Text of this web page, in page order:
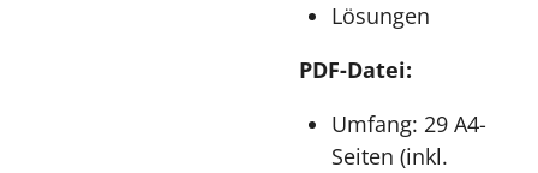
Lösungen
PDF-Datei:
Umfang: 29 A4-
Seiten (inkl.